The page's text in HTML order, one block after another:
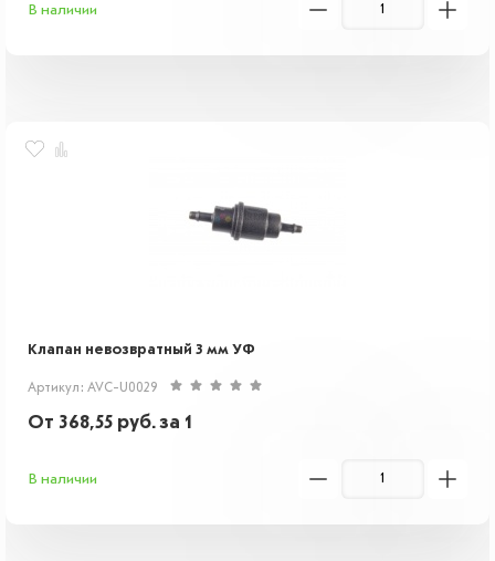
В наличии
Клапан невозвратный 3 мм УФ
Артикул: AVC-U0029
От 368,55 руб.за 1
В наличии